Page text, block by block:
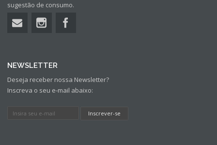
sugestão de consumo.
NEWSLETTER
Deseja receber nossa Newsletter?
Inscreva o seu e-mail abaixo: